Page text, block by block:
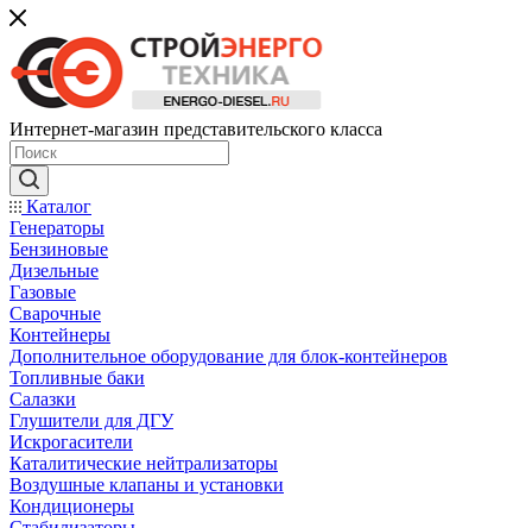
Интернет-магазин представительского класса
Каталог
Генераторы
Бензиновые
Дизельные
Газовые
Сварочные
Контейнеры
Дополнительное оборудование для блок-контейнеров
Топливные баки
Салазки
Глушители для ДГУ
Искрогасители
Каталитические нейтрализаторы
Воздушные клапаны и установки
Кондиционеры